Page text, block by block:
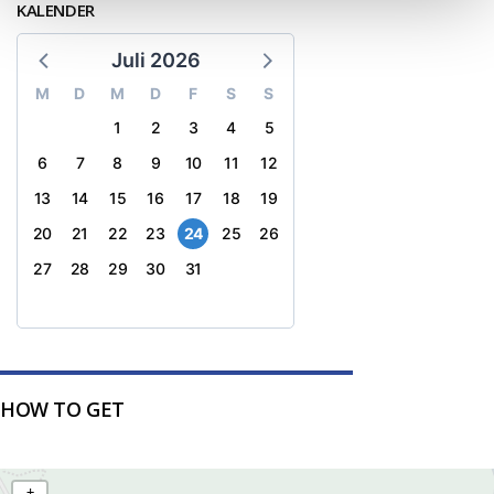
KALENDER
Juli 2026
M D M D F S
S
1
2 3 4
5
6
7 8 9 10 11
12
13
14 15 16 17 18
19
20
21 22 23 24 25
26
27
28 29 30 31
HOW TO GET